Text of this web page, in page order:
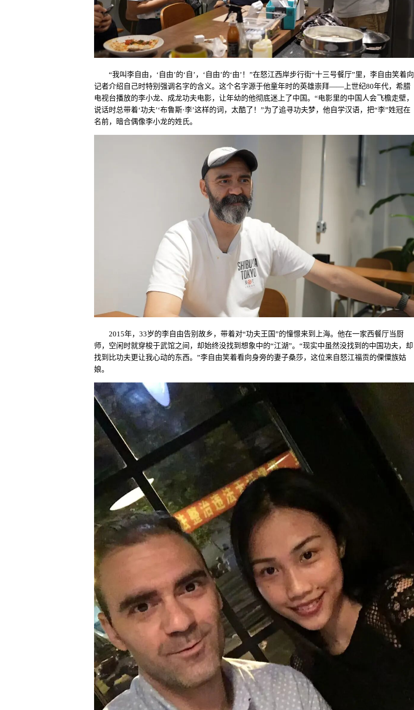
“我叫李自由，‘自由’的‘自’，‘自由’的‘由’！”在怒江西岸步行街“十三号餐厅”里，李自由笑着向
记者介绍自己时特别强调名字的含义。这个名字源于他童年时的英雄崇拜——上世纪80年代，希腊
电视台播放的李小龙、成龙功夫电影，让年幼的他彻底迷上了中国。 “电影里的中国人会飞檐走壁，
说话时总带着‘功夫’‘布鲁斯·李’这样的词，太酷了！”为了追寻功夫梦，他自学汉语，把“李”姓冠在
名前，暗合偶像李小龙的姓氏。
2015年，33岁的李自由告别故乡，带着对“功夫王国”的憧憬来到上海。他在一家西餐厅当厨
师，空闲时就穿梭于武馆之间，却始终没找到想象中的“江湖”。 “现实中虽然没找到的中国功夫，却
找到比功夫更让我心动的东西。”李自由笑着看向身旁的妻子桑莎，这位来自怒江福贡的傈僳族姑
娘。